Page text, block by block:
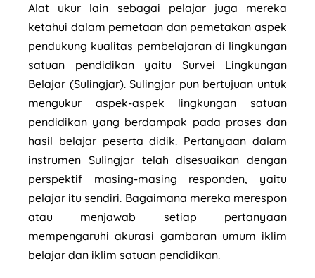
Alat ukur lain sebagai pelajar juga mereka
ketahui dalam pemetaan dan pemetakan aspek
pendukung kualitas pembelajaran di lingkungan
satuan pendidikan yaitu Survei Lingkungan
Belajar (Sulingjar). Sulingjar pun bertujuan untuk
mengukur aspek-aspek lingkungan satuan
pendidikan yang berdampak pada proses dan
hasil belajar peserta didik. Pertanyaan dalam
instrumen Sulingjar telah disesuaikan dengan
perspektif masing-masing responden, yaitu
pelajar itu sendiri. Bagaimana mereka merespon
atau menjawab setiap pertanyaan
mempengaruhi akurasi gambaran umum iklim
belajar dan iklim satuan pendidikan.